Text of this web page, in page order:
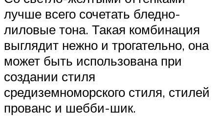
лучше всего сочетать бледно-
лиловые тона. Такая комбинация
выглядит нежно и трогательно, она
может быть использована при
создании стиля
средиземноморского стиля, стилей
прованс и шебби-шик.